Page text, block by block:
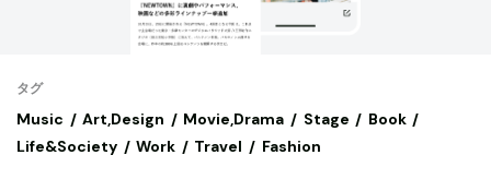
タグ
Music Art,Design Movie,Drama Stage
Book
Life&Society
Work Travel Fashion